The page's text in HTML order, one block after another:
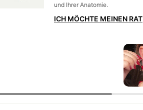
und Ihrer Anatomie.
ICH MÖCHTE MEINEN RAT